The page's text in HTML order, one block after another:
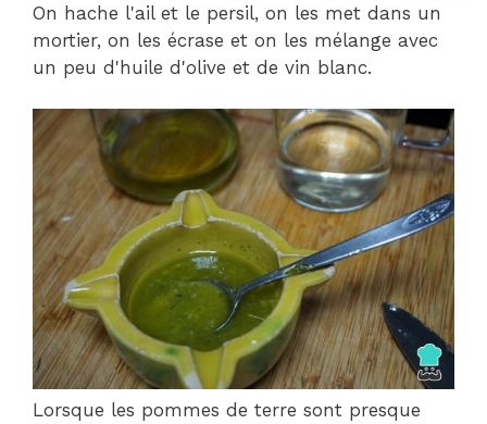
On hache l'ail et le persil, on les met dans un
mortier, on les écrase et on les mélange avec
un peu d'huile d'olive et de vin blanc.
Lorsque les pommes de terre sont presque